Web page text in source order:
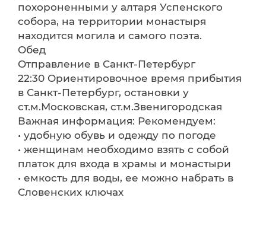
похороненными у алтаря Успенского
собора, на территории монастыря
находится могила и самого поэта.
Обед
Отправление в Санкт-Петербург
22:30 Ориентировочное время прибытия
в Санкт-Петербург, остановки у
ст.м.Московская, ст.м.Звенигородская
Важная информация: Рекомендуем:
• удобную обувь и одежду по погоде
• женщинам необходимо взять с собой
платок для входа в храмы и монастыри
• емкость для воды, ее можно набрать в
Словенских ключах